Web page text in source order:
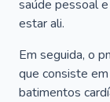
saúde pessoal
estar ali.
Em seguida, o
que consiste
batimentos